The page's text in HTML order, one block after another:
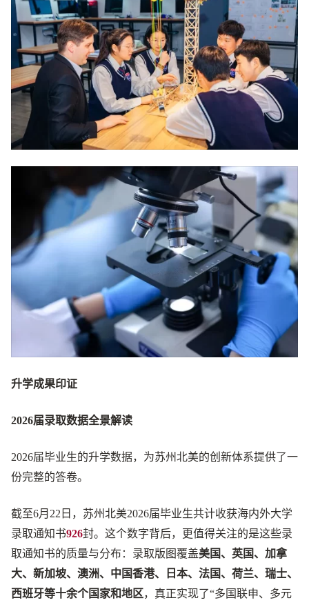
升学成果印证
2026届录取数据全景解读
2026届毕业生的升学数据，为苏州北美的创新体系提供了一
份完整的答卷。
截至6月22日，苏州北美2026届毕业生共计收获海内外大学
录取通知书926封。这个数字背后，更值得关注的是这些录
取通知书的质量与分布：录取版图覆盖美国、英国、加拿
大、新加坡、澳洲、中国香港、日本、法国、荷兰、瑞士、
西班牙等十余个国家和地区，真正实现了“多国联申、多元